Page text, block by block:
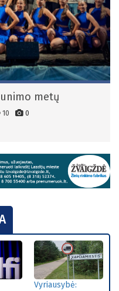
metų
10 0
Vyriausybė: